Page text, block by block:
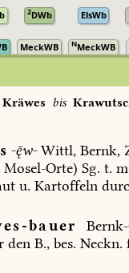
2DWb ElsWb
MeckWB NMeckWB
Kräwes bis
-w- Wittl, Bernk,
Mosel-Orte) Sg. t.
u. Kartoffeln
bauer
den B., bes. Neckn.